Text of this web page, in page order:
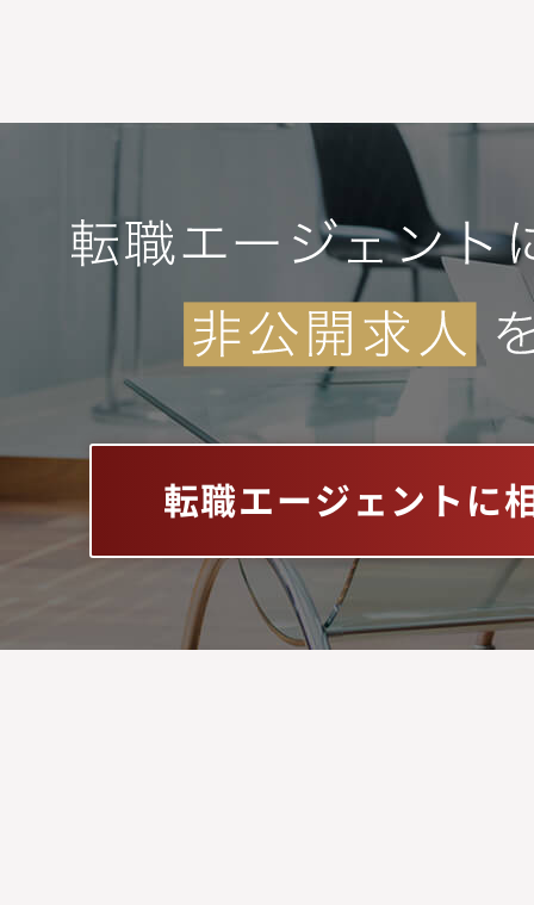
転職エージェントに